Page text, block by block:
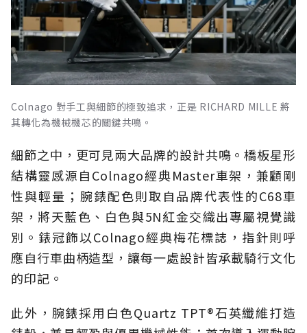
Colnago 對手工與細節的極致追求，正是 RICHARD MILLE 將
其轉化為機械機芯的關鍵共鳴。
細節之中，更可見兩大品牌的設計共鳴。橋板星形
結構靈感源自Colnago經典Master車架，兼顧剛
性與輕量；腕錶配色則取自品牌代表性的C68車
架，將天藍色、白色與5N紅金交織出專屬視覺識
別。錶冠飾以Colnago經典梅花標誌，指針則呼
應自行車曲柄造型，讓每一處設計皆承載騎行文化
的印記。
此外，腕錶採用白色Quartz TPT®石英纖維打造